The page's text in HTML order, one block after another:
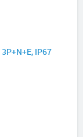
IP67